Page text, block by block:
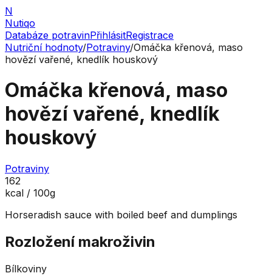
N
Nutiqo
Databáze potravinPřihlásitRegistrace
Nutriční hodnoty/Potraviny/Omáčka křenová, maso
hovězí vařené, knedlík houskový
Omáčka křenová, maso
hovězí vařené, knedlík
houskový
Potraviny
162
kcal / 100g
Horseradish sauce with boiled beef and dumplings
Rozložení makroživin
Bílkoviny